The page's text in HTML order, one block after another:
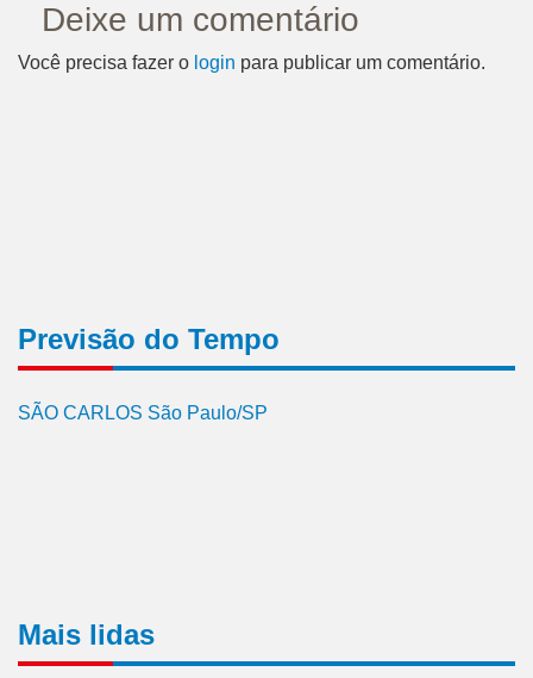
Deixe um comentário
Você precisa fazer o login para publicar um comentário.
Previsão do Tempo
SÃO CARLOS São Paulo/SP
Mais lidas